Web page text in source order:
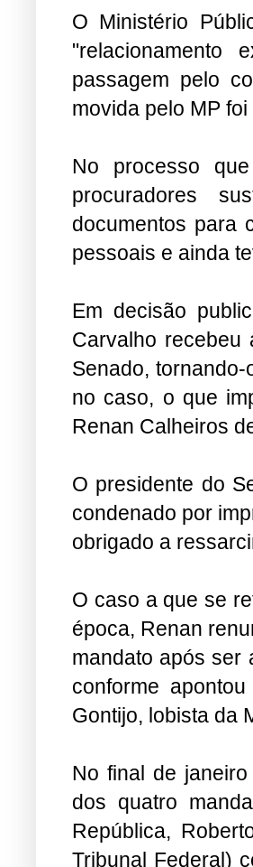
O Ministério
"relacionamento
passagem pelo
movida pelo MP
No processo
procuradores
documentos para
pessoais e ainda
Em decisão
Carvalho recebeu
Senado,
no caso, o que
Renan Calheiros
O presidente do
condenado por
obrigado a
O caso a que se
época, Renan
mandato após ser
conforme
Gontijo, lobista da
No final de
dos quatro
República,
Tribunal Federal)